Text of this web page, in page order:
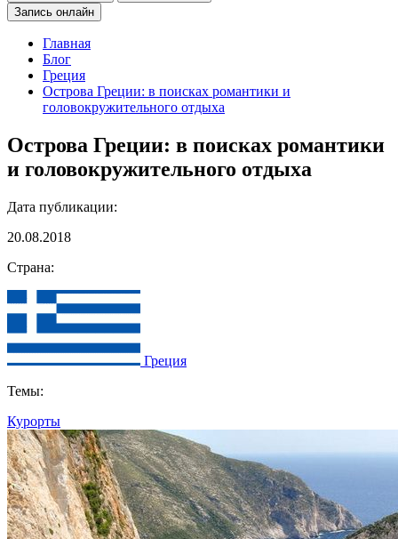
Запись онлайн
Главная
Блог
Греция
Острова Греции: в поисках романтики и
головокружительного отдыха
Острова Греции: в поисках романтики
и головокружительного отдыха
Дата публикации:
20.08.2018
Страна:
Греция
Темы:
Курорты